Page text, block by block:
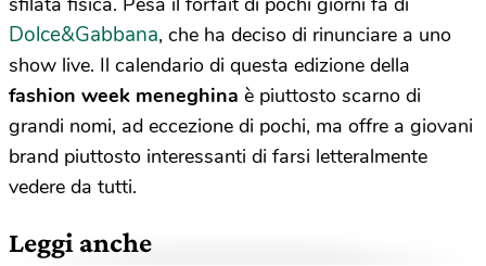
Dolce&Gabbana, che ha deciso di rinunciare a uno
show live. Il calendario di questa edizione della
fashion week meneghina è piuttosto scarno di
grandi nomi, ad eccezione di pochi, ma offre a giovani
brand piuttosto interessanti di farsi letteralmente
vedere da tutti.
Leggi anche